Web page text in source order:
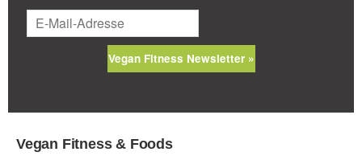
Vegan Fitness Newsletter »
Vegan Fitness & Foods